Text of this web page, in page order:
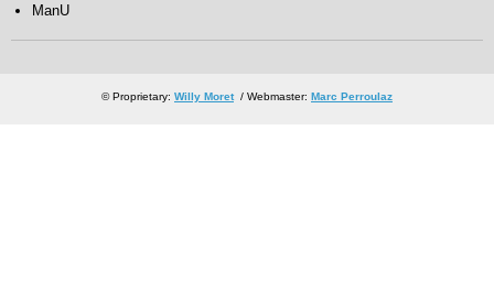
ManU
© Proprietary: Willy Moret/ Webmaster: Marc Perroulaz